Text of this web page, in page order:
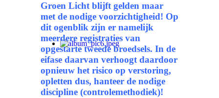
Groen Licht blijft gelden maar
met de nodige voorzichtigheid! Op
dit ogenblik zijn er namelijk
meerdere registraties van
opgestarte tweede broedsels. In de
eifase daarvan verhoogt daardoor
opnieuw het risico op verstoring,
opletten dus, hanteer de nodige
discipline (controlemethodiek)!